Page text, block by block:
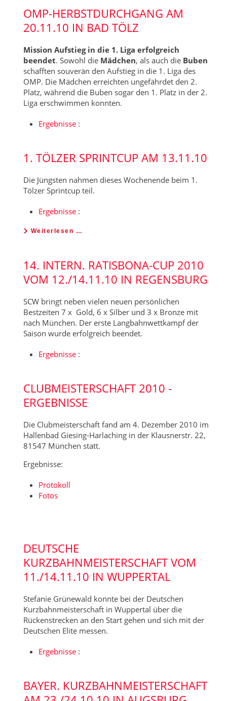
OMP-HERBSTDURCHGANG AM
20.11.10 IN BAD TÖLZ
Mission Aufstieg in die 1. Liga erfolgreich
beendet. Sowohl die Mädchen, als auch die Buben
schafften souverän den Aufstieg in die 1. Liga des
OMP. Die Mädchen erreichten ungefährdet den 2.
Platz, während die Buben sogar den 1. Platz in der 2.
Liga erschwimmen konnten.
Ergebnisse:
1. TÖLZER SPRINTCUP AM 13.11.10
Die Jüngsten nahmen dieses Wochenende beim 1.
Tölzer Sprintcup teil.
Ergebnisse:
Weiterlesen …
14. INTERN. RATISBONA-CUP 2010
VOM 12./14.11.10 IN REGENSBURG
SCW bringt neben vielen neuen persönlichen
Bestzeiten 7 x Gold, 6 x Silber und 3 x Bronze mit
nach München. Der erste Langbahnwettkampf der
Saison wurde erfolgreich beendet.
Ergebnisse:
CLUBMEISTERSCHAFT 2010 -
ERGEBNISSE
Die Clubmeisterschaft fand am 4. Dezember 2010 im
Hallenbad Giesing-Harlaching in der Klausnerstr. 22,
81547 München statt.
Ergebnisse:
Protokoll
Fotos
DEUTSCHE
KURZBAHNMEISTERSCHAFT VOM
11./14.11.10 IN WUPPERTAL
Stefanie Grünewald konnte bei der Deutschen
Kurzbahnmeisterschaft in Wuppertal über die
Rückenstrecken an den Start gehen und sich mit der
Deutschen Elite messen.
Ergebnisse:
BAYER. KURZBAHNMEISTERSCHAFT